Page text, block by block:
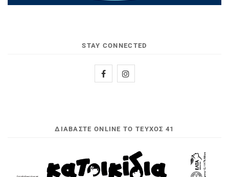
STAY CONNECTED
ΔΙΑΒΆΣΤΕ ONLINE ΤΟ ΤΕΎΧΟΣ 41